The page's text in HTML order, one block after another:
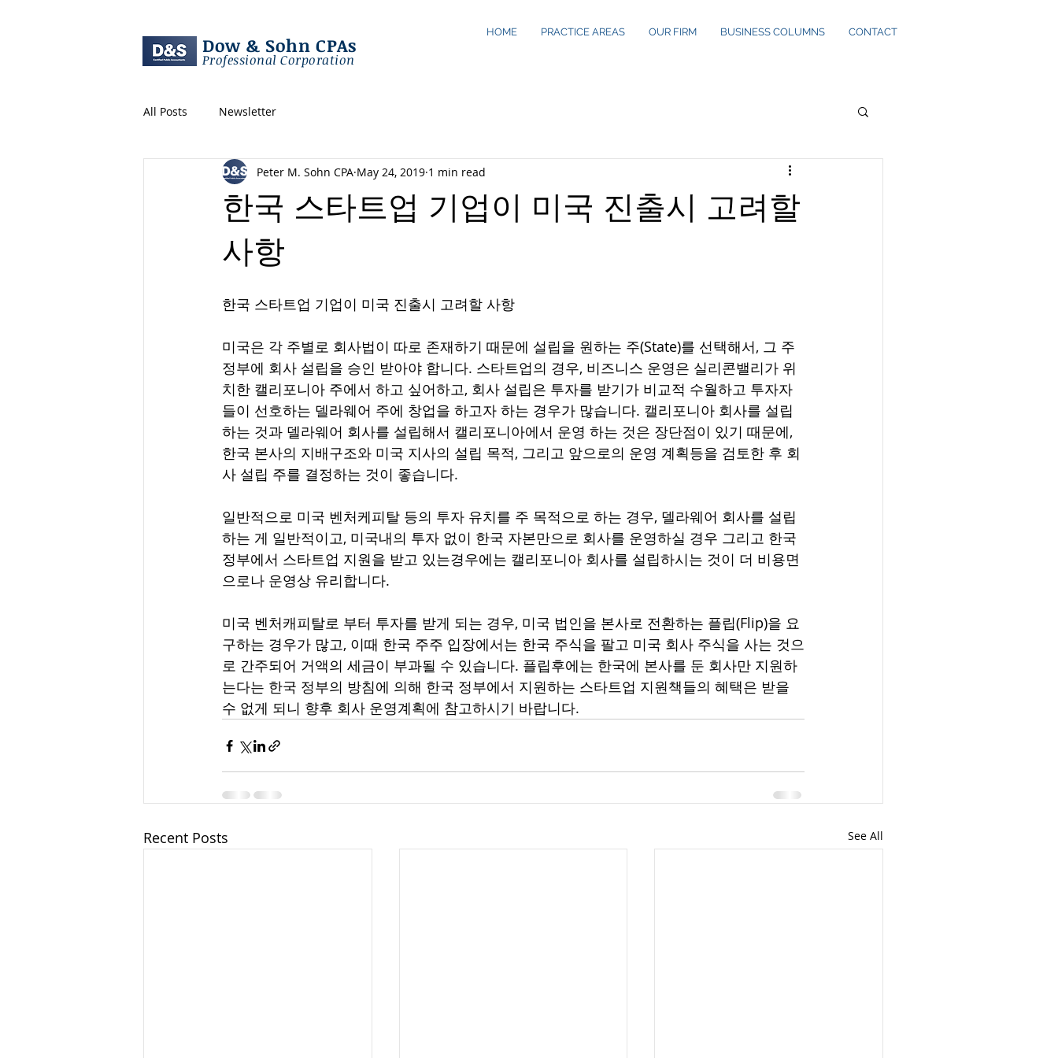
Dow & Sohn CPAs
Professional Corporation
HOME PRACTICE AREAS OUR FIRM BUSINESS COLUMNS CONTACT
All Posts Newsletter
한국 스타트업 기업이 미국 진출시 고려할
사항
Peter M. Sohn CPA May 24, 2019 1 min read
한국 스타트업 기업이 미국 진출시 고려할 사항
미국은 각 주별로 회사법이 따로 존재하기 때문에 설립을 원하는 주(State)를 선택해서, 그 주
정부에 회사 설립을 승인 받아야 합니다. 스타트업의 경우, 비즈니스 운영은 실리콘밸리가 위
치한 캘리포니아 주에서 하고 싶어하고, 회사 설립은 투자를 받기가 비교적 수월하고 투자자
들이 선호하는 델라웨어 주에 창업을 하고자 하는 경우가 많습니다. 캘리포니아 회사를 설립
하는 것과 델라웨어 회사를 설립해서 캘리포니아에서 운영 하는 것은 장단점이 있기 때문에,
한국 본사의 지배구조와 미국 지사의 설립 목적, 그리고 앞으로의 운영 계획등을 검토한 후 회
사 설립 주를 결정하는 것이 좋습니다.
일반적으로 미국 벤처케피탈 등의 투자 유치를 주 목적으로 하는 경우, 델라웨어 회사를 설립
하는 게 일반적이고, 미국내의 투자 없이 한국 자본만으로 회사를 운영하실 경우 그리고 한국
정부에서 스타트업 지원을 받고 있는경우에는 캘리포니아 회사를 설립하시는 것이 더 비용면
으로나 운영상 유리합니다.
미국 벤처캐피탈로 부터 투자를 받게 되는 경우, 미국 법인을 본사로 전환하는 플립(Flip)을 요
구하는 경우가 많고, 이때 한국 주주 입장에서는 한국 주식을 팔고 미국 회사 주식을 사는 것으
로 간주되어 거액의 세금이 부과될 수 있습니다. 플립후에는 한국에 본사를 둔 회사만 지원하
는다는 한국 정부의 방침에 의해 한국 정부에서 지원하는 스타트업 지원책들의 혜택은 받을
수 없게 되니 향후 회사 운영계획에 참고하시기 바랍니다.
Recent Posts See All